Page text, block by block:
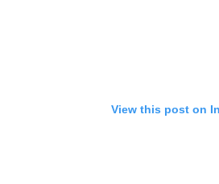
View this post on